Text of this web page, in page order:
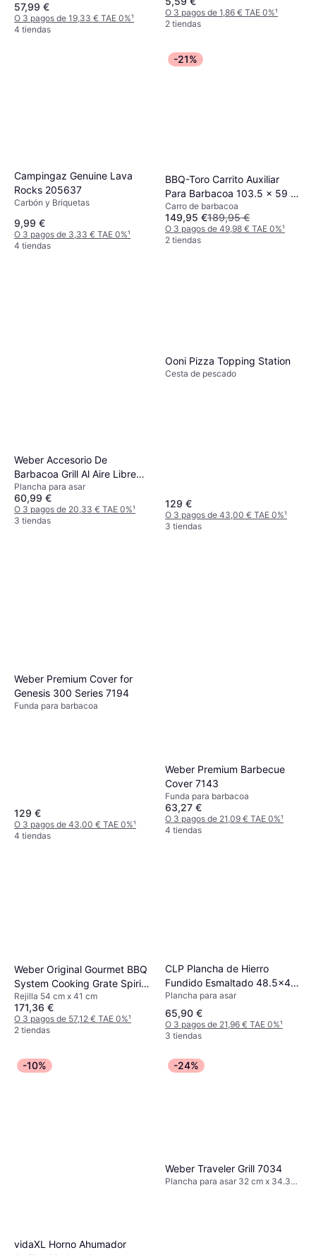
57,99 €
O 3 pagos de 19,33 € TAE 0%¹
4 tiendas
O 3 pagos de 1,86 € TAE 0%¹
2 tiendas
Campingaz Genuine Lava
Rocks 205637
Carbón y Briquetas
9,99 €
O 3 pagos de 3,33 € TAE 0%¹
4 tiendas
-21%
BBQ-Toro Carrito Auxiliar
Para Barbacoa 103.5 x 59 x
81 cm
Carro de barbacoa
149,95 €189,95 €
O 3 pagos de 49,98 € TAE 0%¹
2 tiendas
Weber Accesorio De
Barbacoa Grill Al Aire Libre
3400106
Plancha para asar
60,99 €
O 3 pagos de 20,33 € TAE 0%¹
3 tiendas
Ooni Pizza Topping Station
Cesta de pescado
129 €
O 3 pagos de 43,00 € TAE 0%¹
3 tiendas
Weber Premium Cover for
Genesis 300 Series 7194
Funda para barbacoa
129 €
O 3 pagos de 43,00 € TAE 0%¹
4 tiendas
Weber Premium Barbecue
Cover 7143
Funda para barbacoa
63,27 €
O 3 pagos de 21,09 € TAE 0%¹
4 tiendas
Weber Original Gourmet BBQ
System Cooking Grate Spirit
200 Series
Rejilla 54 cm x 41 cm
171,36 €
O 3 pagos de 57,12 € TAE 0%¹
2 tiendas
CLP Plancha de Hierro
Fundido Esmaltado 48.5x40
cm
Plancha para asar
65,90 €
O 3 pagos de 21,96 € TAE 0%¹
3 tiendas
-10%
vidaXL Horno Ahumador
-24%
Weber Traveler Grill 7034
Plancha para asar 32 cm x 34.3